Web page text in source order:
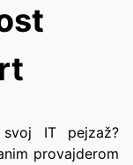
IT pejzaž?
provajderom